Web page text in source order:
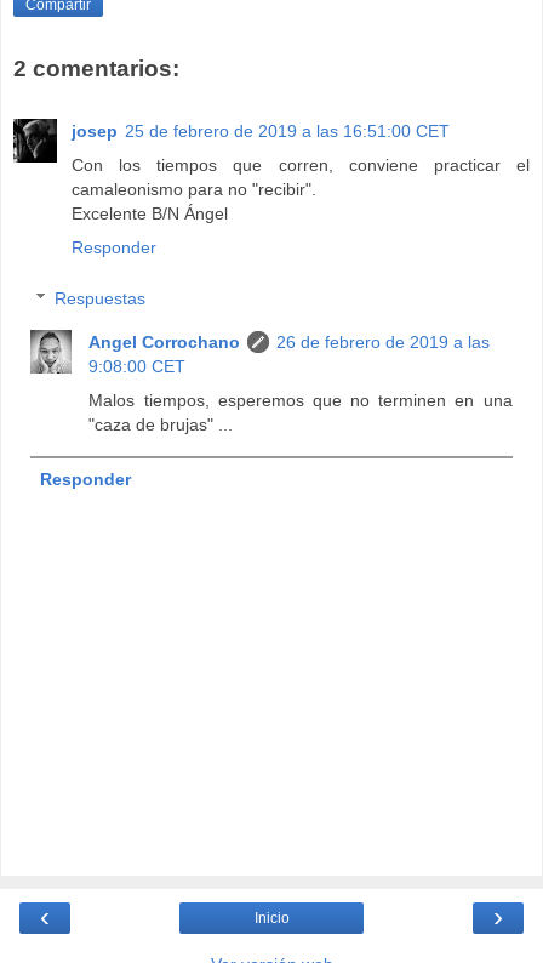
Compartir
2 comentarios:
josep 25 de febrero de 2019 a las 16:51:00 CET
Con los tiempos que corren, conviene practicar el
camaleonismo para no "recibir".
Excelente B/N Ángel
Responder
Respuestas
Angel Corrochano
26 de febrero de 2019 a las
9:08:00 CET
Malos tiempos, esperemos que no terminen en una
"caza de brujas" ...
Responder
‹ ›
Inicio